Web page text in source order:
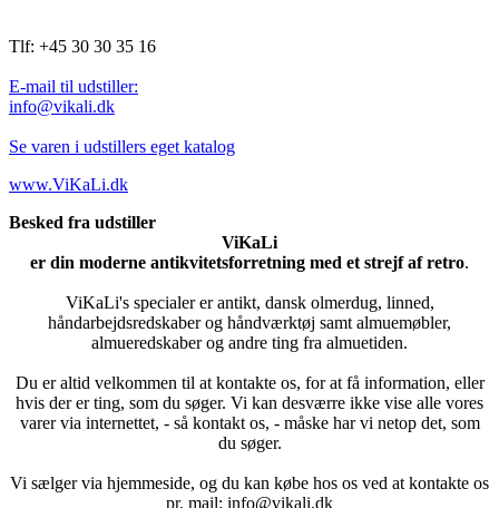
Tlf: +45 30 30 35 16
E-mail til udstiller:
info@vikali.dk
Se varen i udstillers eget katalog
www.ViKaLi.dk
Besked fra udstiller
ViKaLi
er din moderne antikvitetsforretning med et strejf af retro.
ViKaLi's specialer er antikt, dansk olmerdug, linned,
håndarbejdsredskaber og håndværktøj samt almuemøbler,
almueredskaber og andre ting fra almuetiden.
Du er altid velkommen til at kontakte os, for at få information, eller
hvis der er ting, som du søger. Vi kan desværre ikke vise alle vores
varer via internettet, - så kontakt os, - måske har vi netop det, som
du søger.
Vi sælger via hjemmeside, og du kan købe hos os ved at kontakte os
pr. mail: info@vikali.dk